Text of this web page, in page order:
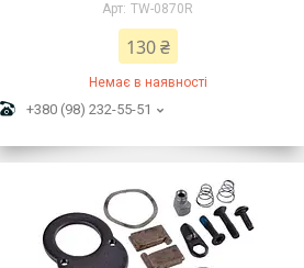
TW-0870R
130 ₴
Немає в наявності
+380 (98) 232-55-51